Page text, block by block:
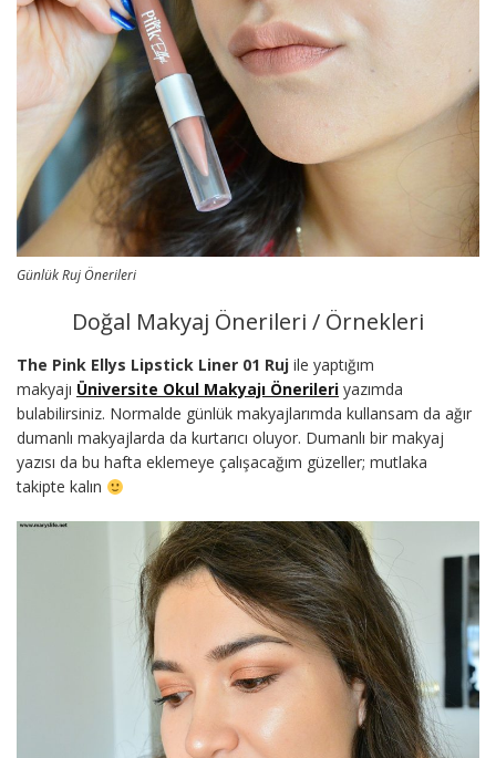
Günlük Ruj Önerileri
Doğal Makyaj Önerileri / Örnekleri
The Pink Ellys Lipstick Liner 01 Ruj ile yaptığım
makyajı Üniversite Okul Makyajı Önerileri yazımda
bulabilirsiniz. Normalde günlük makyajlarımda kullansam da ağır
dumanlı makyajlarda da kurtarıcı oluyor. Dumanlı bir makyaj
yazısı da bu hafta eklemeye çalışacağım güzeller; mutlaka
takipte kalın